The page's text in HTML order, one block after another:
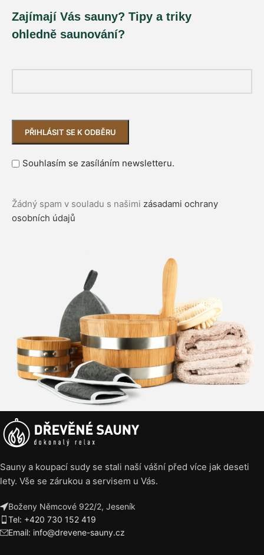
Zajímají Vás sauny? Tipy a triky
ohledně saunování?
Souhlasím se zasíláním newsletteru.
Žádný spam v souladu s našimi zásadami ochrany
osobních údajů
Sauny a koupací sudy se stali naší vášní před více jak deseti
lety. Vše se zárukou a servisem u Vás.
Boženy Němcové 922/2, Jeseník
Tel: +420 730 152 419
Email: info@drevene-sauny.cz